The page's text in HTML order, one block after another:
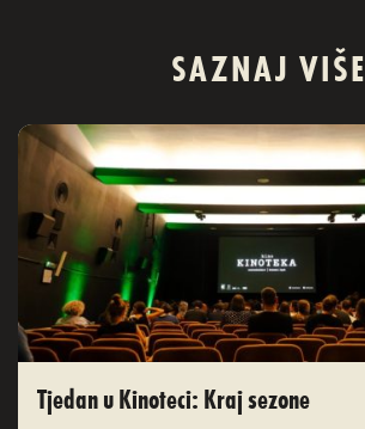
SAZNAJ VIŠE
Tjedan u Kinoteci: Kraj sezone